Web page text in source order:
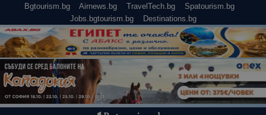
Bgtourism.bg Airnews.bg TravelTech.bg
Spatourism.bg
Jobs.bgtourism.bg
Destinations.bg